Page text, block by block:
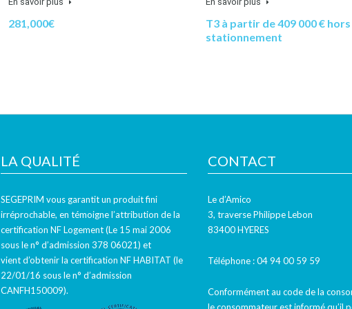
281,000€
T3 à partir de 409 000 € hors
stationnement
LA QUALITÉ
SEGEPRIM vous garantit un produit fini
irréprochable, en témoigne l’attribution de la
certification NF Logement (Le 15 mai 2006
sous le n° d’admission 378 06021) et
vient d’obtenir la certification NF HABITAT (le
22/01/16 sous le n° d’admission
CANFH150009).
CONTACT
Le d’Amico
3, traverse Philippe Lebon
83400 HYERES
Téléphone :04 94 00 59 59
Conformément au code de la
le consommateur est informé qu’il